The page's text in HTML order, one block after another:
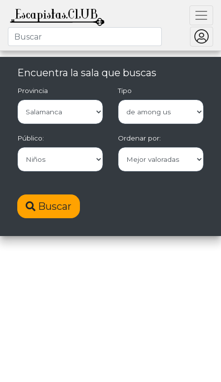
Encuentra la sala que buscas
Provincia Tipo
Público: Ordenar por:
Buscar